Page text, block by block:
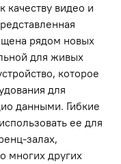
качеству видео и
рядом новых
для живых
которое
для
данными. Гибкие
ее для
залах,
многих других